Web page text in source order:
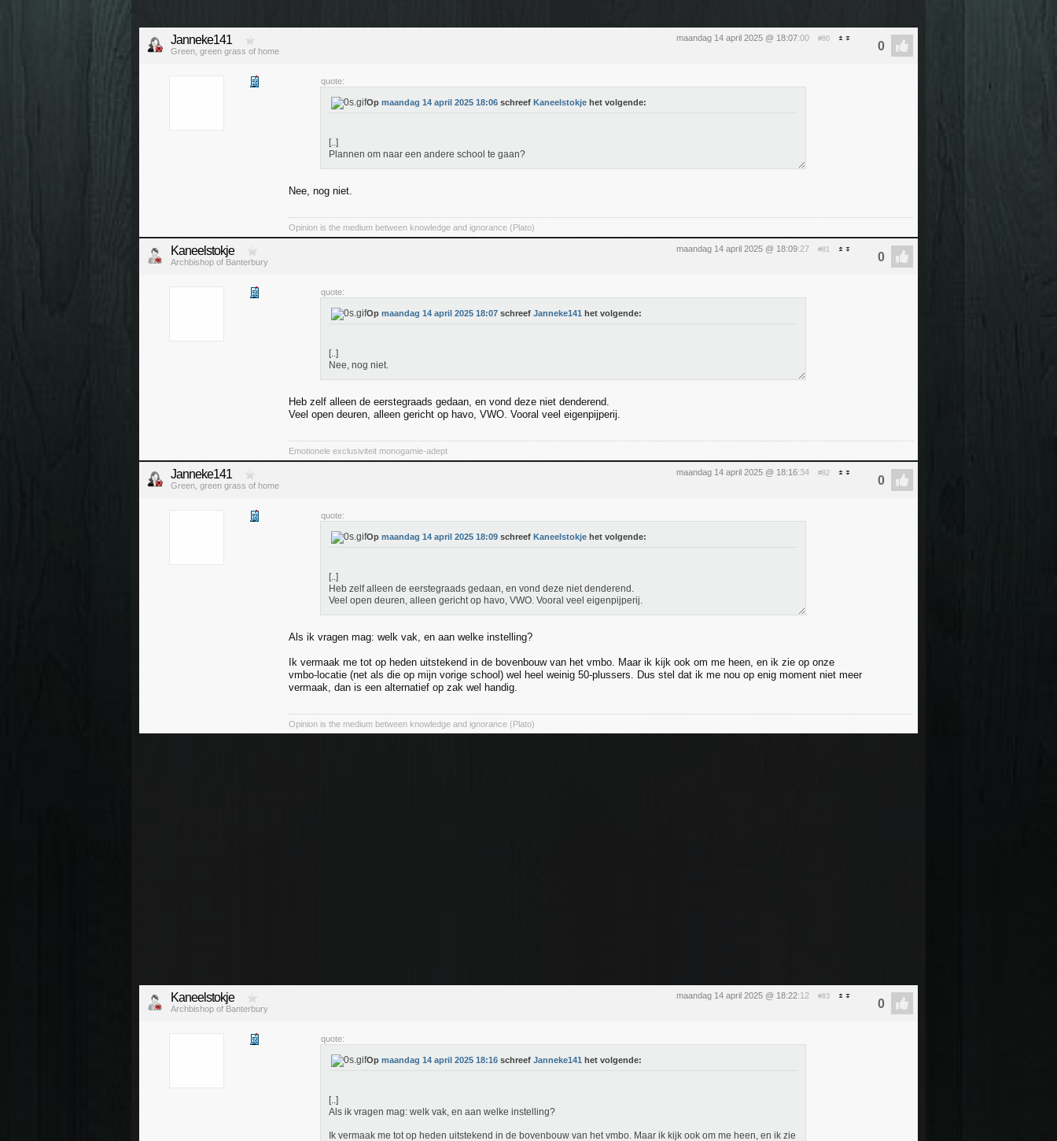
maandag 14 april 2025 @ 18:07:00 #80
Janneke141
Green, green grass of home
quote:
Op maandag 14 april 2025 18:06 schreef Kaneelstokje het volgende:
[..]
Plannen om naar een andere school te gaan?
Nee, nog niet.
Opinion is the medium between knowledge and ignorance (Plato)
maandag 14 april 2025 @ 18:09:27 #81
Kaneelstokje
Archbishop of Banterbury
quote:
Op maandag 14 april 2025 18:07 schreef Janneke141 het volgende:
[..]
Nee, nog niet.
Heb zelf alleen de eerstegraads gedaan, en vond deze niet denderend.
Veel open deuren, alleen gericht op havo, VWO. Vooral veel eigenpijperij.
Emotionele exclusiviteit monogamie-adept
maandag 14 april 2025 @ 18:16:34 #82
Janneke141
Green, green grass of home
quote:
Op maandag 14 april 2025 18:09 schreef Kaneelstokje het volgende:
[..]
Heb zelf alleen de eerstegraads gedaan, en vond deze niet denderend.
Veel open deuren, alleen gericht op havo, VWO. Vooral veel eigenpijperij.
Als ik vragen mag: welk vak, en aan welke instelling?
Ik vermaak me tot op heden uitstekend in de bovenbouw van het vmbo. Maar ik kijk ook om me heen, en ik zie op onze
vmbo-locatie (net als die op mijn vorige school) wel heel weinig 50-plussers. Dus stel dat ik me nou op enig moment niet meer
vermaak, dan is een alternatief op zak wel handig.
Opinion is the medium between knowledge and ignorance (Plato)
maandag 14 april 2025 @ 18:22:12 #83
Kaneelstokje
Archbishop of Banterbury
quote:
Op maandag 14 april 2025 18:16 schreef Janneke141 het volgende:
[..]
Als ik vragen mag: welk vak, en aan welke instelling?
Ik vermaak me tot op heden uitstekend in de bovenbouw van het vmbo. Maar ik kijk ook om me heen, en ik zie